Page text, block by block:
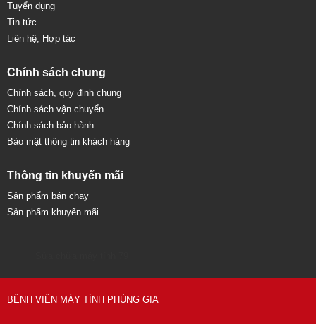
Tuyển dụng
Tin tức
Liên hệ, Hợp tác
Chính sách chung
Chính sách, quy định chung
Chính sách vận chuyển
Chính sách bảo hành
Bảo mật thông tin khách hàng
Thông tin khuyến mãi
Sản phẩm bán chạy
Sản phẩm khuyến mãi
BỆNH VIỆN MÁY TÍNH PHÙNG GIA